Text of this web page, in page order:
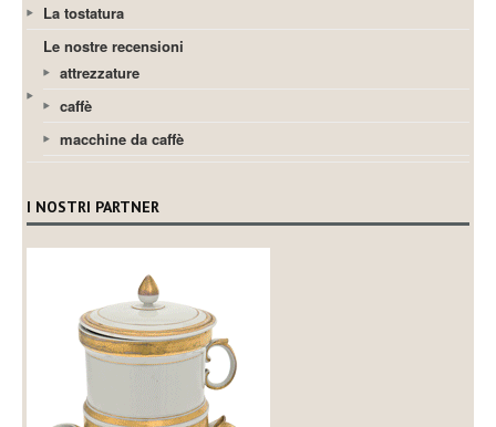
La tostatura
Le nostre recensioni
attrezzature
caffè
macchine da caffè
I NOSTRI PARTNER